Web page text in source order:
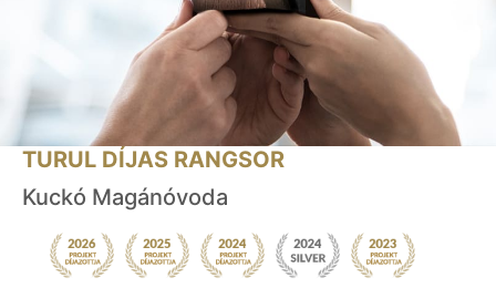
TURUL DÍJAS RANGSOR
Kuckó Magánóvoda